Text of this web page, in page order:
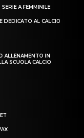
A FEMMINILE
DEDICATO AL CALCIO
ALLENAMENTO IN
SCUOLA CALCIO